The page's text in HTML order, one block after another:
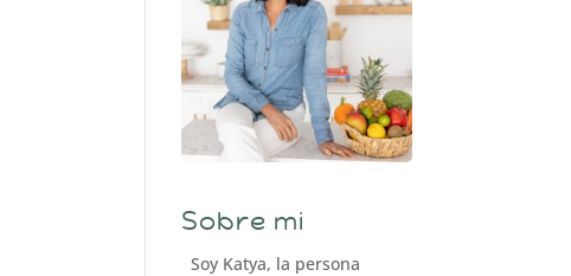
Sobre mi
Soy Katya, la persona